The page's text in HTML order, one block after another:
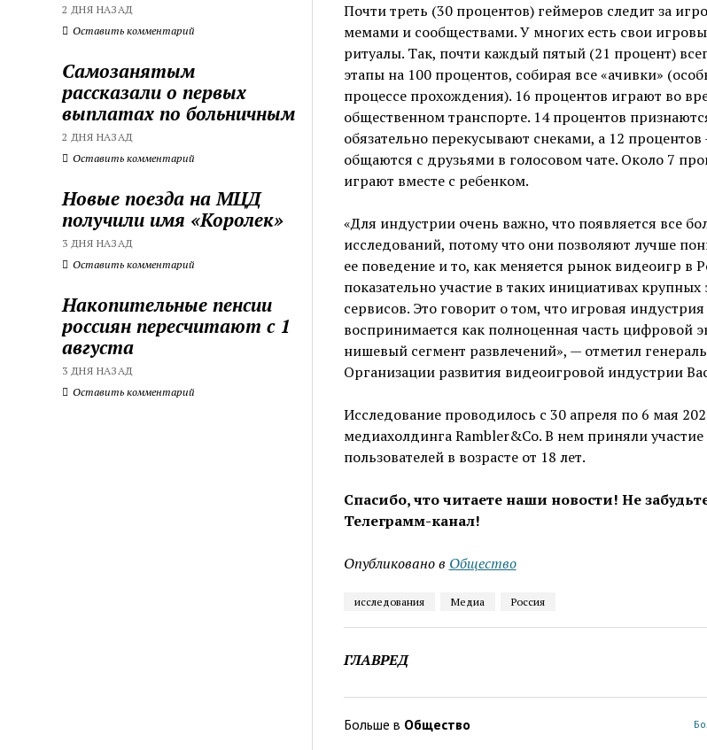
2 ДНЯ НАЗАД
Оставить комментарий
Самозанятым
рассказали о первых
выплатах по больничным
2 ДНЯ НАЗАД
Оставить комментарий
Новые поезда на МЦД
получили имя «Королек»
3 ДНЯ НАЗАД
Оставить комментарий
Накопительные пенсии
россиян пересчитают с 1
августа
3 ДНЯ НАЗАД
Оставить комментарий
Почти треть (30 процентов) геймеров следит за
мемами и сообществами. У многих есть свои
ритуалы. Так, почти каждый пятый (21 процент)
этапы на 100 процентов, собирая все «ачивки»
процессе прохождения). 16 процентов играют во
общественном транспорте. 14 процентов
обязательно перекусывают снеками, а 12
общаются с друзьями в голосовом чате. Около 7
играют вместе с ребенком.
«Для индустрии очень важно, что появляется все
исследований, потому что они позволяют лучше
ее поведение и то, как меняется рынок видеоигр в
показательно участие в таких инициативах крупных
сервисов. Это говорит о том, что игровая индустрия
воспринимается как полноценная часть цифровой
нишевый сегмент развлечений», — отметил
Организации развития видеоигровой индустрии
Исследование проводилось с 30 апреля по 6 мая
медиахолдинга Rambler&Co. В нем приняли
пользователей в возрасте от 18 лет.
Спасибо, что читаете наши новости! Не
Телеграмм-канал!
Опубликовано в Общество
исследования Медиа Россия
ГЛАВРЕД
Больше в Общество